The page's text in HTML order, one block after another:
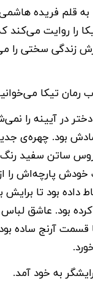
به قلم فریده
را روایت می‌کند
زندگی سختی را
رمان تیکا
در آیینه را
بود. چهره‌ی
ساتن سفید رنگ
پارچه‌اش را از
داده بود تا برایش
بود. عاشق لباس
آرنج ساده
به خود آمد.